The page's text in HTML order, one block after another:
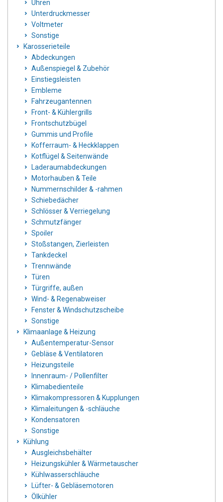
Uhren
Unterdruckmesser
Voltmeter
Sonstige
Karosserieteile
Abdeckungen
Außenspiegel & Zubehör
Einstiegsleisten
Embleme
Fahrzeugantennen
Front- & Kühlergrills
Frontschutzbügel
Gummis und Profile
Kofferraum- & Heckklappen
Kotflügel & Seitenwände
Laderaumabdeckungen
Motorhauben & Teile
Nummernschilder & -rahmen
Schiebedächer
Schlösser & Verriegelung
Schmutzfänger
Spoiler
Stoßstangen, Zierleisten
Tankdeckel
Trennwände
Türen
Türgriffe, außen
Wind- & Regenabweiser
Fenster & Windschutzscheibe
Sonstige
Klimaanlage & Heizung
Außentemperatur-Sensor
Gebläse & Ventilatoren
Heizungsteile
Innenraum- / Pollenfilter
Klimabedienteile
Klimakompressoren & Kupplungen
Klimaleitungen & -schläuche
Kondensatoren
Sonstige
Kühlung
Ausgleichsbehälter
Heizungskühler & Wärmetauscher
Kühlwasserschläuche
Lüfter- & Gebläsemotoren
Ölkühler